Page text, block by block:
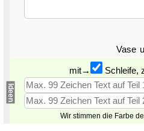
Vase
Ideen
mit→ Schleife,
Wir stimmen die Farbe